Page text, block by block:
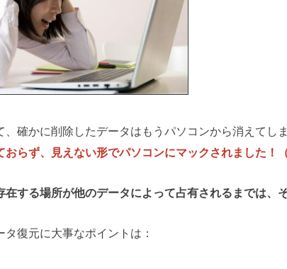
、確かに削除したデータはもうパソコンから消えてし
おらず、見えない形でパソコンにマックされました！
在する場所が他のデータによって占有されるまでは、
復元に大事なポイントは：